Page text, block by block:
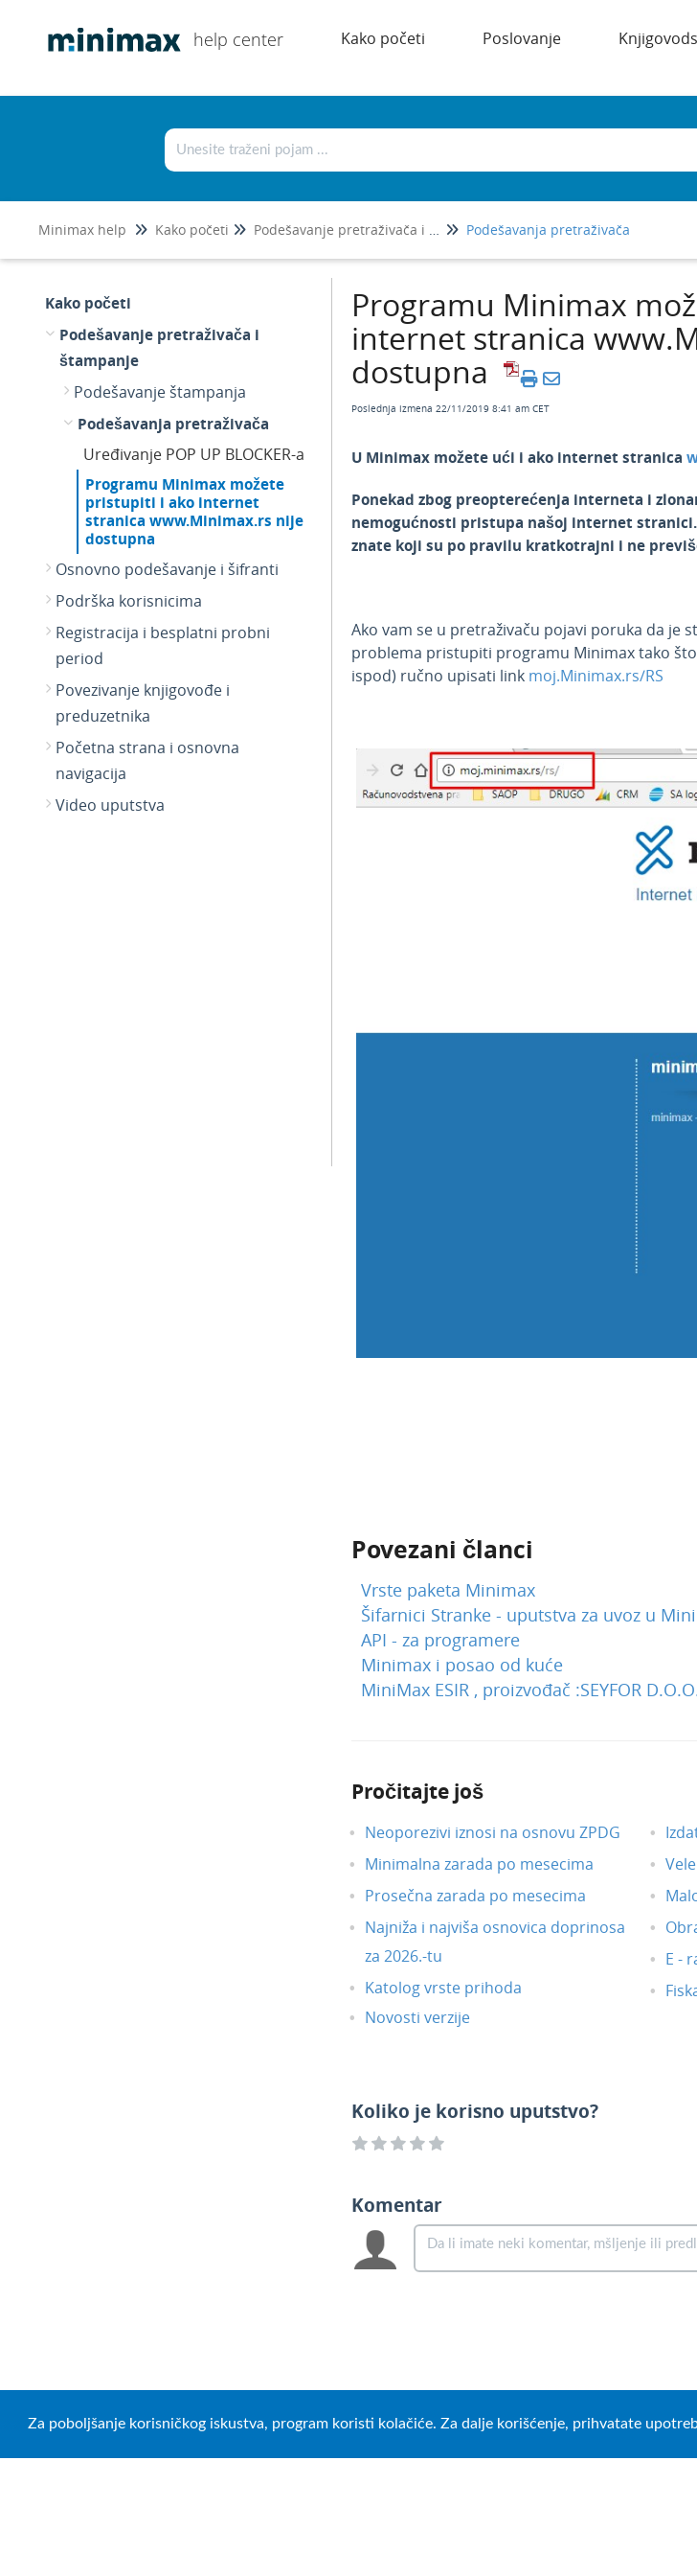
Za poboljšanje korisničkog iskustva, program koristi kolačiće. Za dalje korišćenje, prihvatate
help center Kako početi Poslovanje
Minimax help Kako početi Podešavanje pretraživača i štampanje Podešavanja pretraživača
Kako početi
Podešavanje pretraživača i
štampanje
Podešavanje štampanja
Podešavanja pretraživača
Uređivanje POP UP BLOCKER-a
Programu Minimax možete
pristupiti i ako internet
stranica www.Minimax.rs nije
dostupna
Osnovno podešavanje i šifranti
Podrška korisnicima
Registracija i besplatni probni
period
Povezivanje knjigovođe i
preduzetnika
Početna strana i osnovna
navigacija
Video uputstva
Programu Minimax
internet stranica
dostupna
Poslednja izmena 22/11/2019 8:41 am CET
U Minimax možete ući i ako internet stranica
Ponekad zbog preopterećenja interneta i
nemogućnosti pristupa našoj internet
znate koji su po pravilu kratkotrajni i ne
Ako vam se u pretraživaču pojavi poruka da je
problema pristupiti programu Minimax tako
ispod) ručno upisati link moj.Minimax.rs/RS
Povezani članci
Vrste paketa Minimax
Šifarnici Stranke - uputstva za uvoz u
API - za programere
Minimax i posao od kuće
MiniMax ESIR , proizvođač :SEYFOR
Pročitajte još
Neoporezivi iznosi na osnovu ZPDG
Minimalna zarada po mesecima
Prosečna zarada po mesecima
Najniža i najviša osnovica doprinosa
za 2026.-tu
Katolog vrste prihoda
Novosti verzije
E -
Koliko je korisno uputstvo?
Komentar